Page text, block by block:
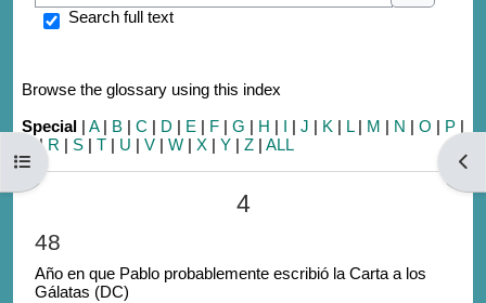
Open course index
Search
Search full text
Browse the glossary using this index
Special | A| B | C | D | E | F | G | H | I | J | K | L| M | N | O | P |
|R | S | T | U | V | W | X | Y | Z | ALL
4
48
Año en que Pablo probablemente escribió la Carta a los
Gálatas (DC)